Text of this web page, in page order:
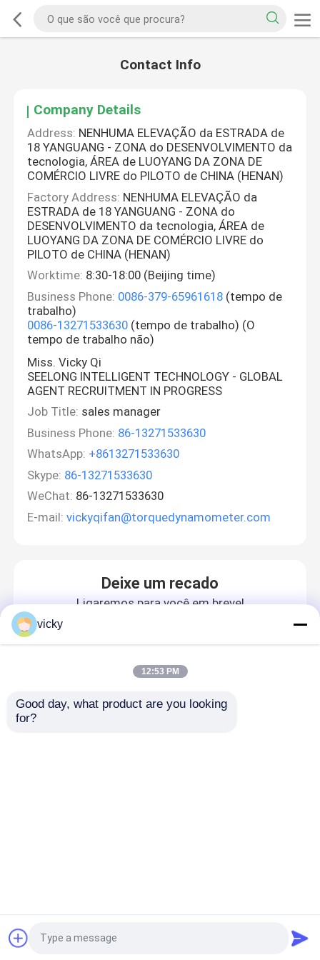
Contact Info
Company Details
Address: NENHUMA ELEVAÇÃO da ESTRADA de
18 YANGUANG - ZONA do DESENVOLVIMENTO da
tecnologia, ÁREA de LUOYANG DA ZONA DE
COMÉRCIO LIVRE do PILOTO de CHINA (HENAN)
Factory Address: NENHUMA ELEVAÇÃO da
ESTRADA de 18 YANGUANG - ZONA do
DESENVOLVIMENTO da tecnologia, ÁREA de
LUOYANG DA ZONA DE COMÉRCIO LIVRE do
PILOTO de CHINA (HENAN)
Worktime: 8:30-18:00 (Beijing time)
Business Phone: 0086-379-65961618 (tempo de
trabalho)
0086-13271533630 (tempo de trabalho) (O
tempo de trabalho não)
Miss. Vicky Qi
SEELONG INTELLIGENT TECHNOLOGY - GLOBAL
AGENT RECRUITMENT IN PROGRESS
Job Title: sales manager
Business Phone: 86-13271533630
WhatsApp: +8613271533630
Skype: 86-13271533630
WeChat: 86-13271533630
E-mail: vickyqifan@torquedynamometer.com
Deixe um recado
Ligaremos para você em breve!
Technology(Luoyang)Co.,Ltd. All Rights
vicky
12:53 PM
Good day, what product are you looking
for?